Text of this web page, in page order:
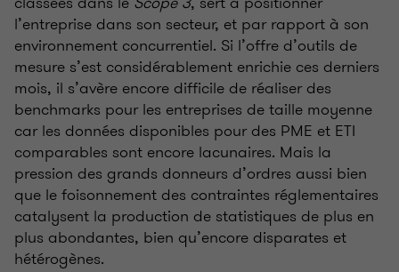
l’entreprise dans son secteur, et par rapport à son
environnement concurrentiel. Si l’offre d’outils de
mesure s’est considérablement enrichie ces derniers
mois, il s’avère encore difficile de réaliser des
benchmarks pour les entreprises de taille moyenne
car les données disponibles pour des PME et ETI
comparables sont encore lacunaires. Mais la
pression des grands donneurs d’ordres aussi bien
que le foisonnement des contraintes réglementaires
catalysent la production de statistiques de plus en
plus abondantes, bien qu’encore disparates et
hétérogènes.